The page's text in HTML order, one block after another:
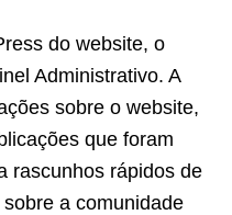
do website, o
Administrativo. A
sobre o website,
que foram
rascunhos rápidos de
a comunidade